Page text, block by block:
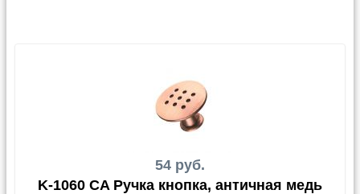
54 руб.
K-1060 CA Ручка кнопка, античная медь